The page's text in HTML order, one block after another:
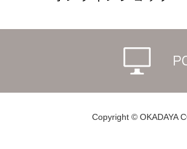
Copyright © OKADAYA